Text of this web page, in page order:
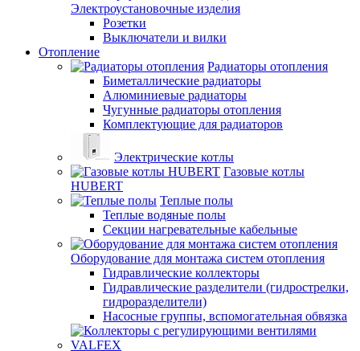
Электроустановочные изделия
Розетки
Выключатели и вилки
Отопление
Радиаторы отопления
Биметаллические радиаторы
Алюминиевые радиаторы
Чугунные радиаторы отопления
Комплектующие для радиаторов
Электрические котлы
Газовые котлы
HUBERT
Теплые полы
Теплые водяные полы
Секции нагревательные кабельные
Оборудование для монтажа систем отопления
Гидравлические коллекторы
Гидравлические разделители (гидрострелки,
гидроразделители)
Насосные группы, вспомогательная обвязка